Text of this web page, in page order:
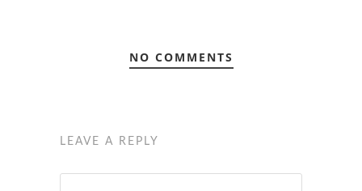
NO COMMENTS
LEAVE A REPLY